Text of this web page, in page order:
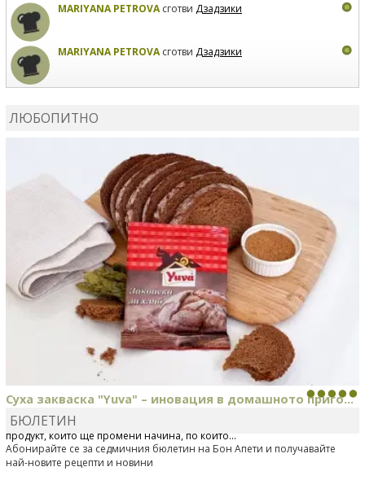
MARIYANA PETROVAсготви Дзадзики
MARIYANA PETROVAсготви Дзадзики
ЛЮБОПИТНО
Суха закваска "Yuva" – иновация в домашното приго...
Отскоро Лесафр България стартира предлагането на изцяло нов
продукт, който ще промени начина, по който...
БЮЛЕТИН
Абонирайте се за седмичния бюлетин на Бон Апети и получавайте
най-новите рецепти и новини